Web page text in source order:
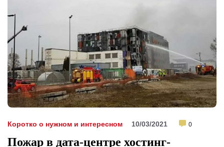
Коротко о нужном и интересном 10/03/2021 0
Пожар в дата-центре хостинг-